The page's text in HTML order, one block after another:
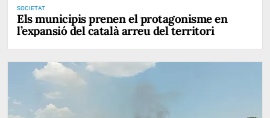
SOCIETAT
Els municipis prenen el protagonisme en
l’expansió del català arreu del territori